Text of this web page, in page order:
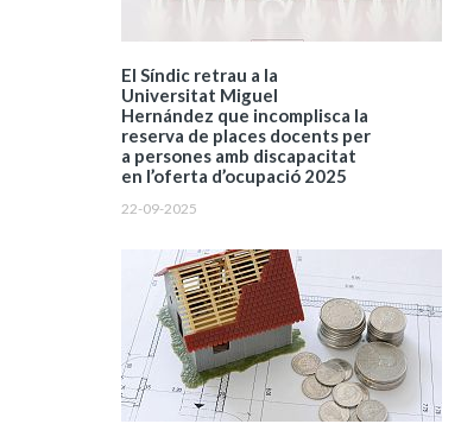
El Síndic retrau a la
Universitat Miguel
Hernández que incomplisca la
reserva de places docents per
a persones amb discapacitat
en l’oferta d’ocupació 2025
22-09-2025